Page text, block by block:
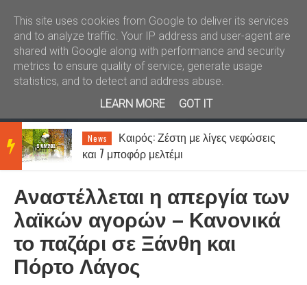
Καλώς ήλθατε Kral News
BRE
AKIN
News
Κώστας Ανυφαντάκης: «Ο ΑΟΞ
είναι πολύ μεγάλη ομάδα – 12ος παίκτης
Αναστέλλεται η απεργία των
λαϊκών αγορών – Κανονικά
το παζάρι σε Ξάνθη και
Πόρτο Λάγος
This site uses cookies from Google to deliver its services
and to analyze traffic. Your IP address and user-agent are
shared with Google along with performance and security
metrics to ensure quality of service, generate usage
statistics, and to detect and address abuse.
LEARN MORE
GOT IT